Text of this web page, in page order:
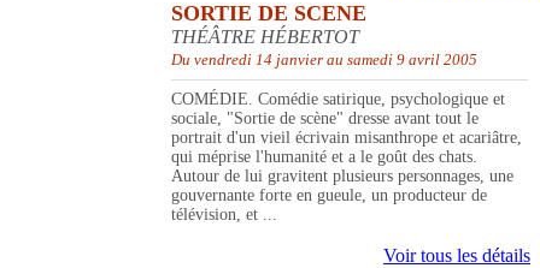
SORTIE DE SCENE
THÉÂTRE HÉBERTOT
Du vendredi 14 janvier au samedi 9 avril 2005
COMÉDIE. Comédie satirique, psychologique et
sociale, "Sortie de scène" dresse avant tout le
portrait d'un vieil écrivain misanthrope et acariâtre,
qui méprise l'humanité et a le goût des chats.
Autour de lui gravitent plusieurs personnages, une
gouvernante forte en gueule, un producteur de
télévision, et ...
Voir tous les détails